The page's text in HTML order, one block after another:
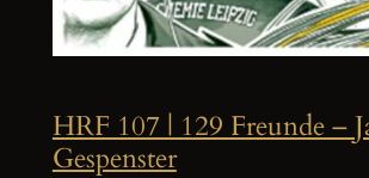
HRF 107 | 129 Freunde –
Gespenster